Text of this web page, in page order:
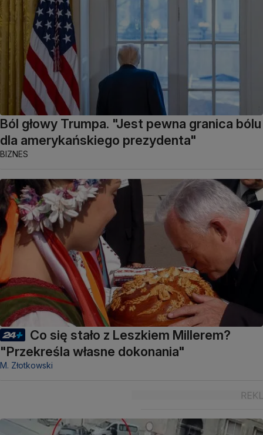
Ból głowy Trumpa. "Jest pewna granica bólu
dla amerykańskiego prezydenta"
BIZNES
Co się stało z Leszkiem Millerem?
"Przekreśla własne dokonania"
M. Złotkowski